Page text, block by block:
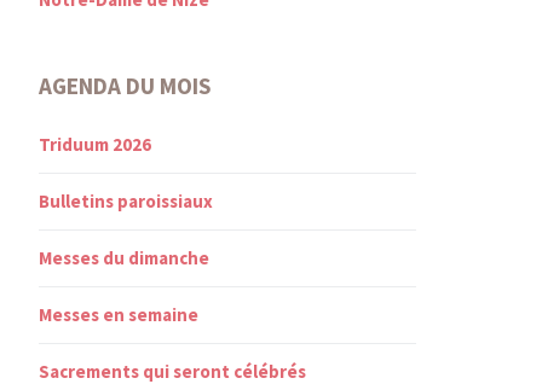
AGENDA DU MOIS
Triduum 2026
Bulletins paroissiaux
Messes du dimanche
Messes en semaine
Sacrements qui seront célébrés